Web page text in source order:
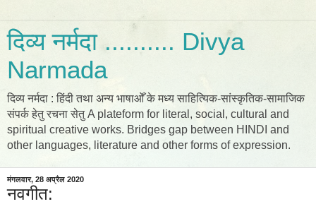
दिव्य नर्मदा .......... Divya
Narmada
दिव्य नर्मदा : हिंदी तथा अन्य भाषाओँ के मध्य साहित्यिक-सांस्कृतिक-सामाजिक
संपर्क हेतु रचना सेतु A plateform for literal, social, cultural and
spiritual creative works. Bridges gap between HINDI and
other languages, literature and other forms of expression.
मंगलवार, 28 अप्रैल 2020
नवगीत: